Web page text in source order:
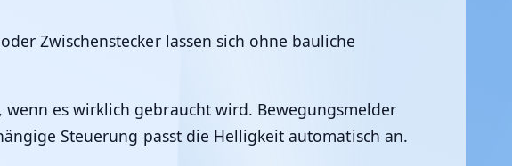
Zwischenstecker lassen sich ohne bauliche
es wirklich gebraucht wird. Bewegungsmelder
Steuerung passt die Helligkeit automatisch an.